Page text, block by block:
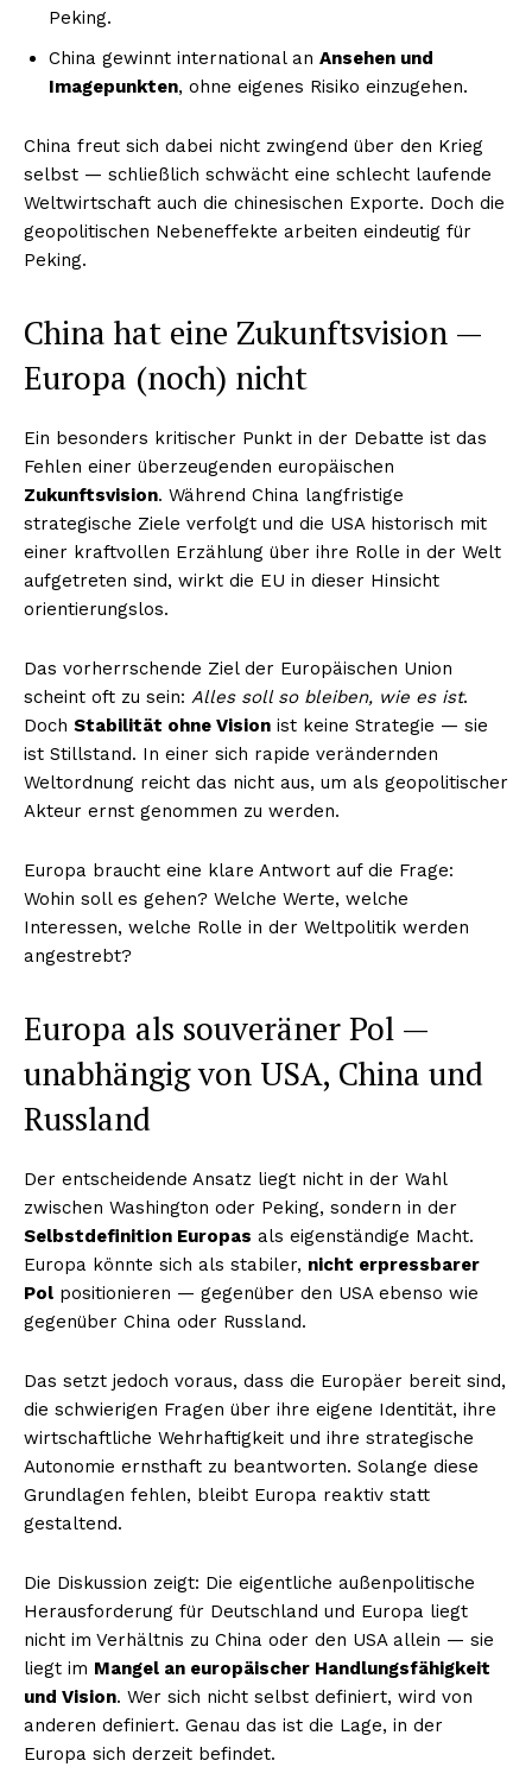
Peking.
China gewinnt international an Ansehen und
Imagepunkten, ohne eigenes Risiko einzugehen.
China freut sich dabei nicht zwingend über den Krieg
selbst — schließlich schwächt eine schlecht laufende
Weltwirtschaft auch die chinesischen Exporte. Doch die
geopolitischen Nebeneffekte arbeiten eindeutig für
Peking.
China hat eine Zukunftsvision —
Europa (noch) nicht
Ein besonders kritischer Punkt in der Debatte ist das
Fehlen einer überzeugenden europäischen
Zukunftsvision. Während China langfristige
strategische Ziele verfolgt und die USA historisch mit
einer kraftvollen Erzählung über ihre Rolle in der Welt
aufgetreten sind, wirkt die EU in dieser Hinsicht
orientierungslos.
Das vorherrschende Ziel der Europäischen Union
scheint oft zu sein: Alles soll so bleiben, wie es ist.
Doch Stabilität ohne Vision ist keine Strategie — sie
ist Stillstand. In einer sich rapide verändernden
Weltordnung reicht das nicht aus, um als geopolitischer
Akteur ernst genommen zu werden.
Europa braucht eine klare Antwort auf die Frage:
Wohin soll es gehen? Welche Werte, welche
Interessen, welche Rolle in der Weltpolitik werden
angestrebt?
Europa als souveräner Pol —
unabhängig von USA, China und
Russland
Der entscheidende Ansatz liegt nicht in der Wahl
zwischen Washington oder Peking, sondern in der
Selbstdefinition Europas als eigenständige Macht.
Europa könnte sich als stabiler, nicht erpress­barer
Pol positionieren — gegenüber den USA ebenso wie
gegenüber China oder Russland.
Das setzt jedoch voraus, dass die Europäer bereit sind,
die schwierigen Fragen über ihre eigene Identität, ihre
wirtschaftliche Wehrhaftigkeit und ihre strategische
Autonomie ernsthaft zu beantworten. Solange diese
Grundlagen fehlen, bleibt Europa reaktiv statt
gestaltend.
Die Diskussion zeigt: Die eigentliche außenpolitische
Herausforderung für Deutschland und Europa liegt
nicht im Verhältnis zu China oder den USA allein — sie
liegt im Mangel an europäischer Handlungsfähigkeit
und Vision. Wer sich nicht selbst definiert, wird von
anderen definiert. Genau das ist die Lage, in der
Europa sich derzeit befindet.